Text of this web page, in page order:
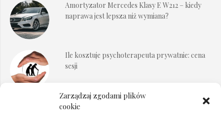
Zarządzaj zgodami plików
cookie
Amortyzator Mercedes Klasy E W212 – kiedy
naprawa jest lepsza niż wymiana?
Ile kosztuje psychoterapeuta prywatnie: cena
sesji
Dokumenty do odbioru przy zmianie biura